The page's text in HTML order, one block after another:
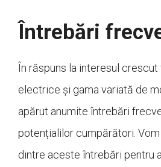
Întrebări
În răspuns la interesul
electrice și gama variată de
apărut anumite întrebări
potențialilor cumpărători.
dintre aceste întrebări pentru